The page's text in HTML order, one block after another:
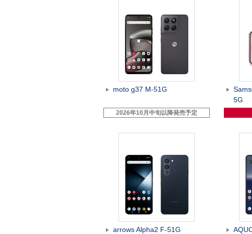
moto g37 M-51G
2026年10月中旬以降発売予定
5G
arrows Alpha2 F-51G